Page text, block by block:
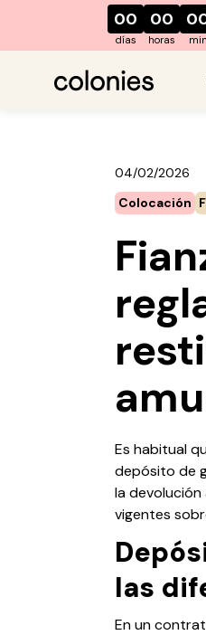
00
días
00
horas min
04/02/2026
Colocación
Es habitual
depósito de
la
vigentes
las
En un